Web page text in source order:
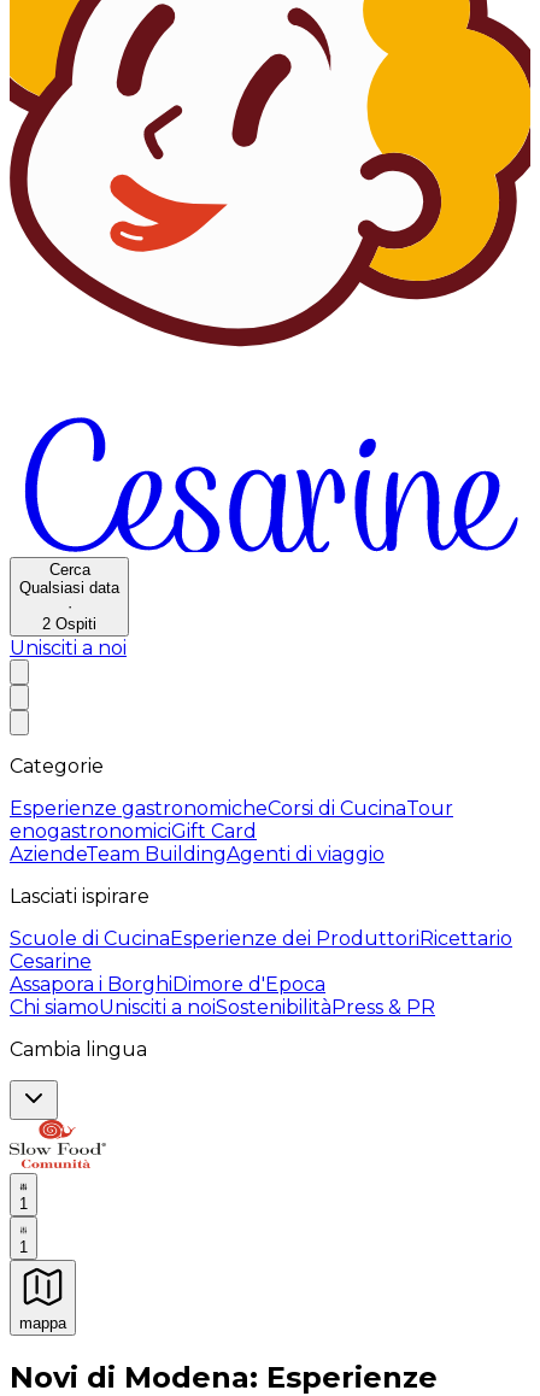
Cerca
Qualsiasi data
·
2 Ospiti
Unisciti a noi
Categorie
Esperienze gastronomicheCorsi di CucinaTour
enogastronomiciGift Card
AziendeTeam BuildingAgenti di viaggio
Lasciati ispirare
Scuole di CucinaEsperienze dei ProduttoriRicettario
Cesarine
Assapora i BorghiDimore d'Epoca
Chi siamoUnisciti a noiSostenibilitàPress & PR
Cambia lingua
1
1
mappa
Esperienze culinarie indimenticabili: Esperienze
Novi di Modena: Esperienze